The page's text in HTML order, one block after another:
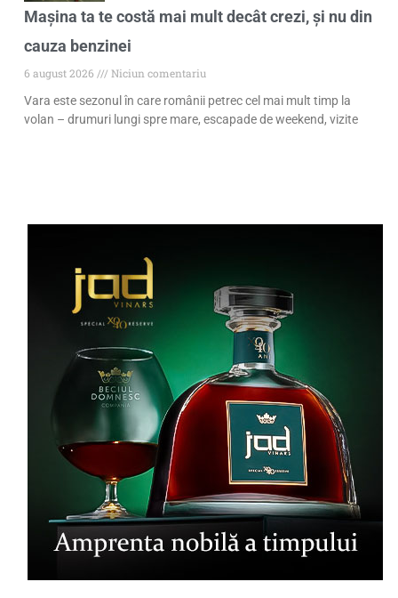
Mașina ta te costă mai mult decât crezi, și nu din
cauza benzinei
6 august 2026
Niciun comentariu
Vara este sezonul în care românii petrec cel mai mult timp la
volan – drumuri lungi spre mare, escapade de weekend, vizite